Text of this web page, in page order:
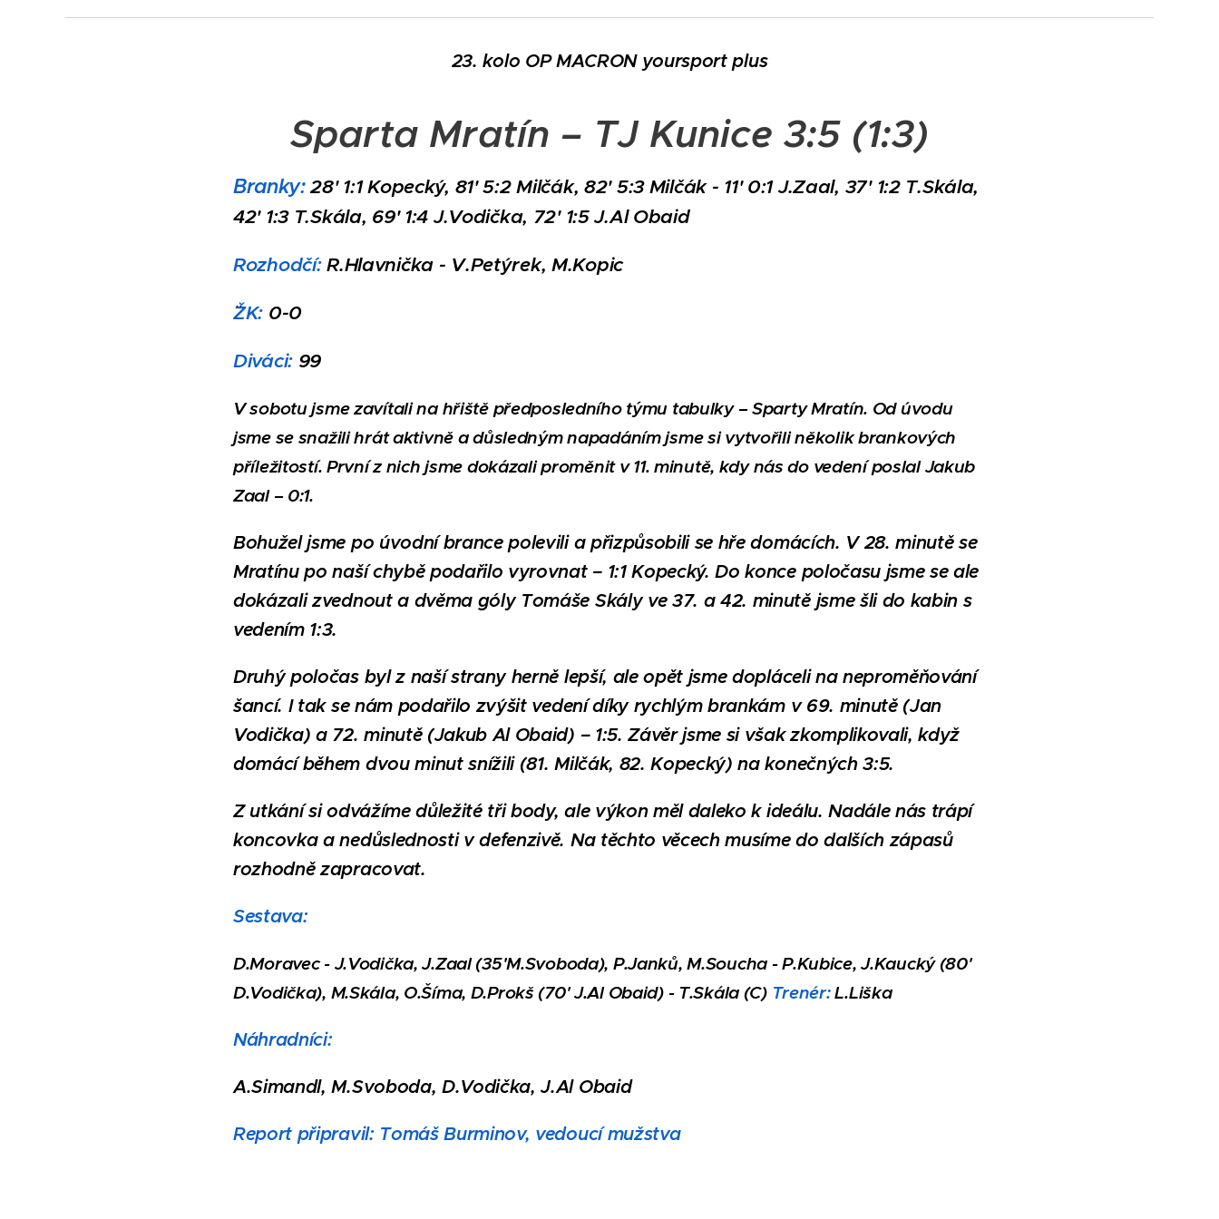
23. kolo OP MACRON yoursport plus
Sparta Mratín – TJ Kunice 3:5 (1:3)
Branky: 28' 1:1 Kopecký, 81' 5:2 Milčák, 82' 5:3 Milčák - 11' 0:1 J.Zaal, 37' 1:2 T.Skála,
42' 1:3 T.Skála, 69' 1:4 J.Vodička, 72' 1:5 J.Al Obaid
Rozhodčí:R.Hlavnička - V.Petýrek, M.Kopic
ŽK: 0-0
Diváci: 99
V sobotu jsme zavítali na hřiště předposledního týmu tabulky – Sparty Mratín. Od úvodu
jsme se snažili hrát aktivně a důsledným napadáním jsme si vytvořili několik brankových
příležitostí. První z nich jsme dokázali proměnit v 11. minutě, kdy nás do vedení poslal Jakub
Zaal – 0:1.
Bohužel jsme po úvodní brance polevili a přizpůsobili se hře domácích. V 28. minutě se
Mratínu po naší chybě podařilo vyrovnat – 1:1 Kopecký. Do konce poločasu jsme se ale
dokázali zvednout a dvěma góly Tomáše Skály ve 37. a 42. minutě jsme šli do kabin s
vedením 1:3.
Druhý poločas byl z naší strany herně lepší, ale opět jsme dopláceli na neproměňování
šancí. I tak se nám podařilo zvýšit vedení díky rychlým brankám v 69. minutě (Jan
Vodička) a 72. minutě (Jakub Al Obaid) – 1:5. Závěr jsme si však zkomplikovali, když
domácí během dvou minut snížili (81. Milčák, 82. Kopecký) na konečných 3:5.
Z utkání si odvážíme důležité tři body, ale výkon měl daleko k ideálu. Nadále nás trápí
koncovka a nedůslednosti v defenzivě. Na těchto věcech musíme do dalších zápasů
rozhodně zapracovat.
Sestava:
D.Moravec - J.Vodička, J.Zaal (35'M.Svoboda), P.Janků, M.Soucha - P.Kubice, J.Kaucký (80'
D.Vodička), M.Skála, O.Šíma, D.Prokš (70' J.Al Obaid) - T.Skála (C) Trenér:L.Liška
Náhradníci:
A.Simandl, M.Svoboda, D.Vodička, J.Al Obaid
Report připravil: Tomáš Burminov, vedoucí mužstva